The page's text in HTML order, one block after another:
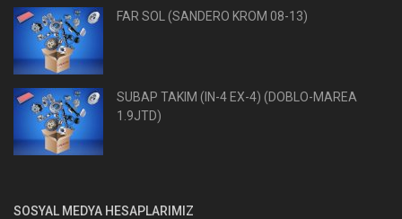
FAR SOL (SANDERO KROM 08-13)
SUBAP TAKIM (IN-4 EX-4) (DOBLO-MAREA
1.9JTD)
SOSYAL MEDYA HESAPLARIMIZ